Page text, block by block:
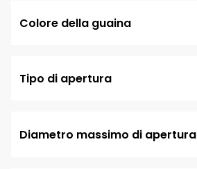
Colore della guaina
Tipo di apertura
Diametro massimo di apertura